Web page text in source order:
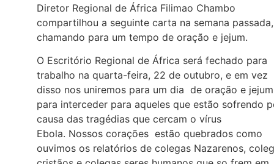
Diretor Regional de África Filimao Chambo
compartilhou a seguinte carta na semana passada,
chamando para um tempo de oração e jejum.
O Escritório Regional de África será fechado para
trabalho na quarta-feira, 22 de outubro, e em vez
disso nos uniremos para um dia de oração e jejum
para interceder para aqueles que estão sofrendo
causa das tragédias que cercam o vírus
Ebola. Nossos corações estão quebrados como
ouvimos os relatórios de colegas Nazarenos,